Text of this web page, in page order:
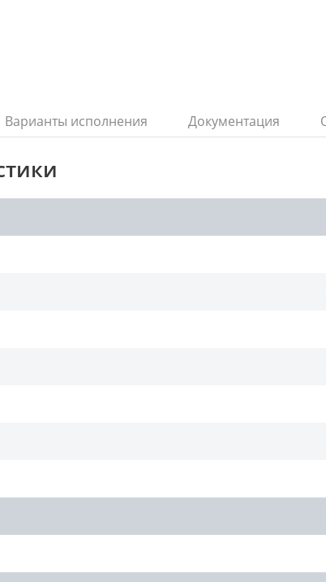
Варианты исполнения Документация